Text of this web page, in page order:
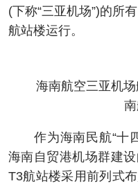
生活 演出
展会 走读海南
(下称“三亚机场”)的所
航站楼运行。
海南航空三亚机场
作为海南民航“十四
海南自贸港机场群建
T3航站楼采用前列式